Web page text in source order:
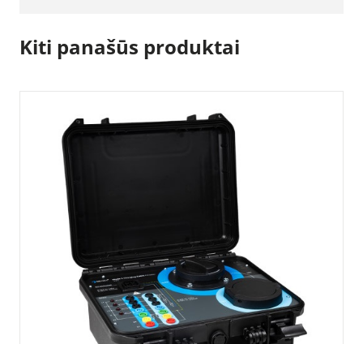
Kiti panašūs produktai